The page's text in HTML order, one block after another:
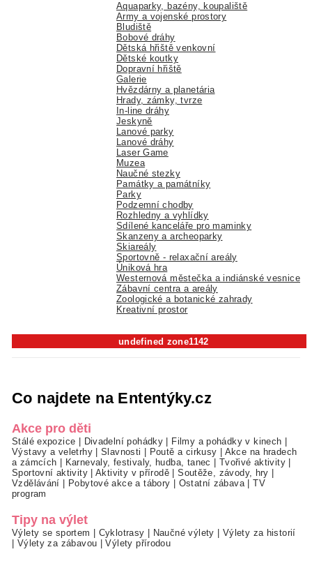
Aquaparky, bazény, koupaliště
Army a vojenské prostory
Bludiště
Bobové dráhy
Dětská hřiště venkovní
Dětské koutky
Dopravní hřiště
Galerie
Hvězdárny a planetária
Hrady, zámky, tvrze
In-line dráhy
Jeskyně
Lanové parky
Lanové dráhy
Laser Game
Muzea
Naučné stezky
Památky a památníky
Parky
Podzemní chodby
Rozhledny a vyhlídky
Sdílené kanceláře pro maminky
Skanzeny a archeoparky
Skiareály
Sportovně - relaxační areály
Úniková hra
Westernová městečka a indiánské vesnice
Zábavní centra a areály
Zoologické a botanické zahrady
Kreativní prostor
undefined zone1142
Co najdete na Ententýky.cz
Akce pro děti
Stálé expozice Divadelní pohádky Filmy a pohádky v kinech
Výstavy a veletrhy|Slavnosti Poutě a cirkusy
Akce na hradech
a zámcích
Karnevaly, festivaly, hudba, tanec Tvořivé aktivity
Sportovní aktivity|Aktivity v přírodě |Soutěže, závody, hry
Vzdělávání
Pobytové akce a tábory Ostatní zábava |TV
program
Tipy na výlet
Výlety se sportem Cyklotrasy Naučné výlety
Výlety za historií
Výlety za zábavou |Výlety přírodou